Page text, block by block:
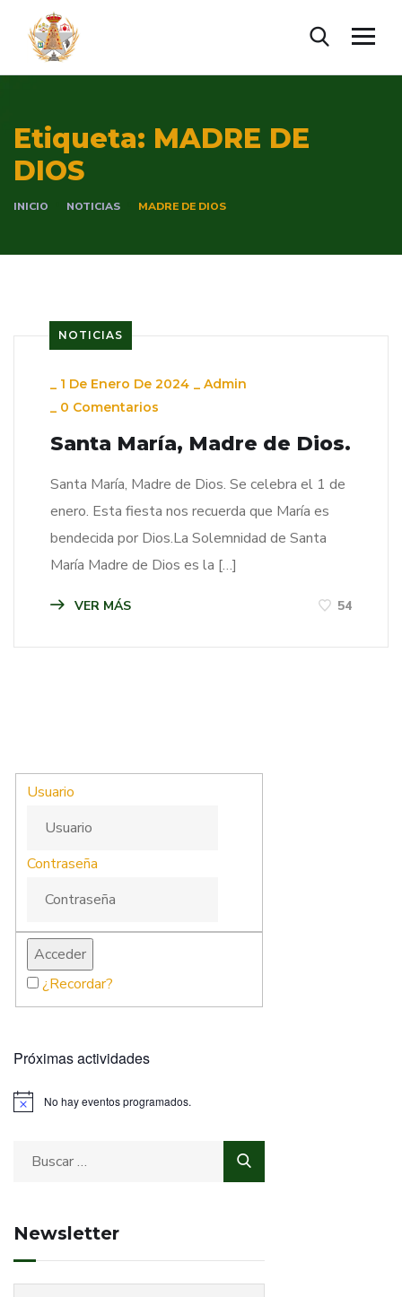
Etiqueta: MADRE DE
DIOS
INICIO NOTICIAS MADRE DE DIOS
NOTICIAS
1 De Enero De 2024
Admin
0 Comentarios
Santa María, Madre de Dios.
Santa María, Madre de Dios. Se celebra el 1 de
enero. Esta fiesta nos recuerda que María es
bendecida por Dios.La Solemnidad de Santa
María Madre de Dios es la […]
VER MÁS 54
Usuario
Contraseña
¿Recordar?
Próximas actividades
No hay eventos programados.
Newsletter